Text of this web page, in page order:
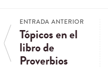
ENTRADA ANTERIOR
Tópicos en el
libro de
Proverbios